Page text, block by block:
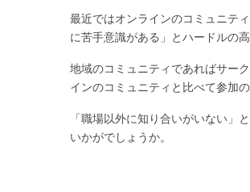
最近ではオンラインのコミュニテ
に苦手意識がある」とハードルの
地域のコミュニティであればサー
インのコミュニティと比べて参加
「職場以外に知り合いがいない」
いかがでしょうか。